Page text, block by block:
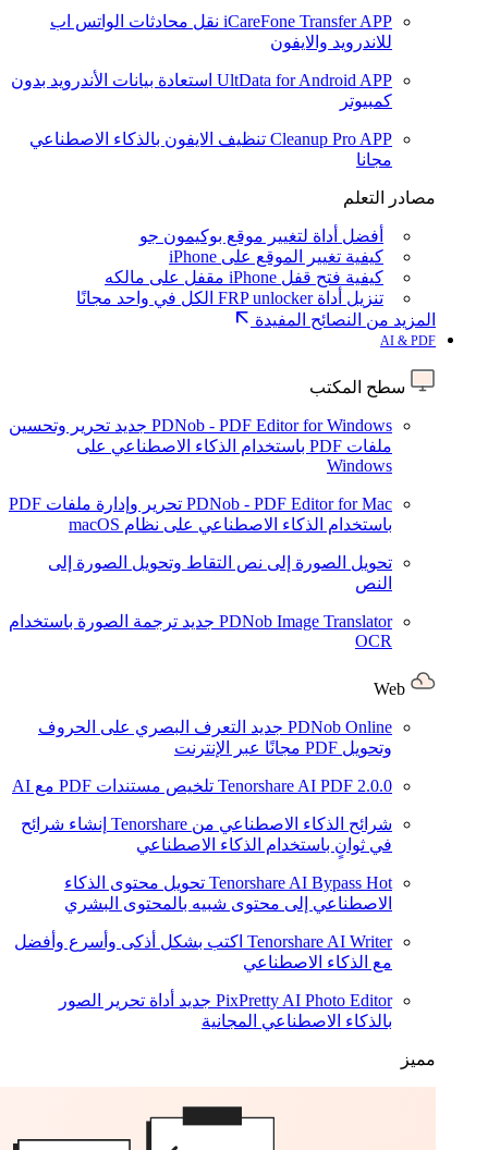
iCareFone Transfer APP نقل محادثات الواتس اب
للاندرويد والايفون
UltData for Android APP استعادة بيانات الأندرويد بدون
كمبيوتر
Cleanup Pro APP تنظيف الايفون بالذكاء الاصطناعي
مجانا
مصادر التعلم
أفضل أداة لتغيير موقع بوكيمون جو
كيفية تغيير الموقع على iPhone
كيفية فتح قفل iPhone مقفل على مالكه
تنزيل أداة FRP unlocker الكل في واحد مجانًا
المزيد من النصائح المفيدة
AI & PDF
سطح المكتب
PDNob - PDF Editor for Windows جديد تحرير وتحسين
ملفات PDF باستخدام الذكاء الاصطناعي على
Windows
PDNob - PDF Editor for Mac
تحرير وإدارة ملفات PDF
باستخدام الذكاء الاصطناعي على نظام macOS
تحويل الصورة إلى نص التقاط وتحويل الصورة إلى
النص
PDNob Image Translator جديد ترجمة الصورة باستخدام
OCR
PDNob Online جديد التعرف البصري على الحروف
وتحويل PDF مجانًا عبر الإنترنت
Tenorshare AI PDF 2.0.0 تلخيص مستندات PDF مع AI
شرائح الذكاء الاصطناعي من Tenorshare
إنشاء شرائح
في ثوانٍ باستخدام الذكاء الاصطناعي
Tenorshare AI Bypass Hot
تحويل محتوى الذكاء
الاصطناعي إلى محتوى شبيه بالمحتوى البشري
Tenorshare AI Writer اكتب بشكل أذكى وأسرع وأفضل
مع الذكاء الاصطناعي
PixPretty AI Photo Editor جديد أداة تحرير الصور
بالذكاء الاصطناعي المجانية
مميز